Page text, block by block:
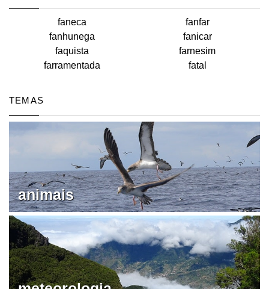
faneca
fanfar
fanhunega
fanicar
faquista
farnesim
farramentada
fatal
TEMAS
animais